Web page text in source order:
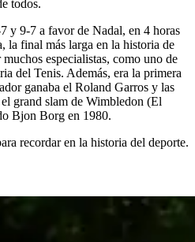
todos.
y 9-7 a favor de Nadal, en 4 horas
la final más larga en la historia de
especialistas, como uno de
del Tenis. Además, era la primera
ganaba el Roland Garros y las
el grand slam de Wimbledon (El
Bjon Borg en 1980.
recordar en la historia del deporte.